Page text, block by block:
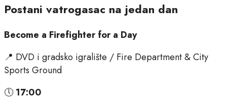
Postani vatrogasac na jedan dan
Become a Firefighter for a Day
📍 DVD i gradsko igralište / Fire Department & City
Sports Ground
🕔17:00